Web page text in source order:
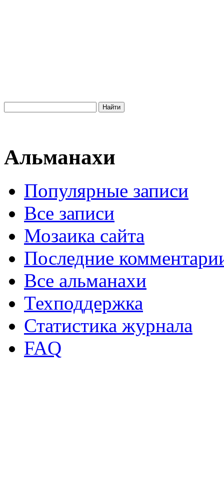
Альманахи
Популярные записи
Все записи
Мозаика сайта
Последние
Все альманахи
Техподдержка
Статистика журнала
FAQ